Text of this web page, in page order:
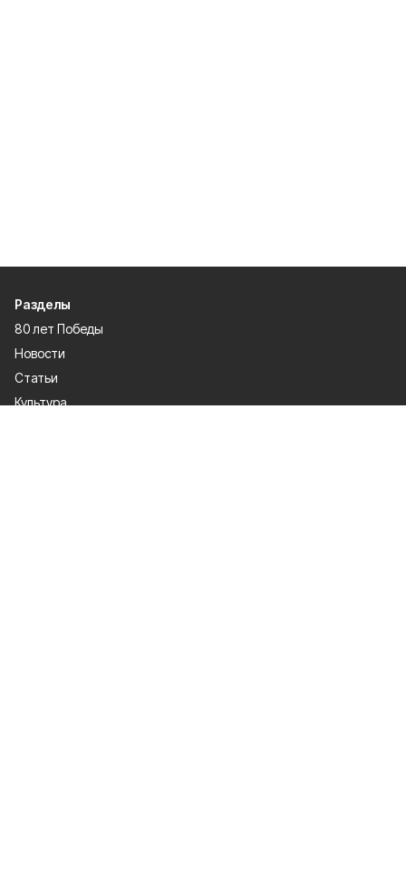
Разделы
80 лет Победы
Новости
Статьи
Культура